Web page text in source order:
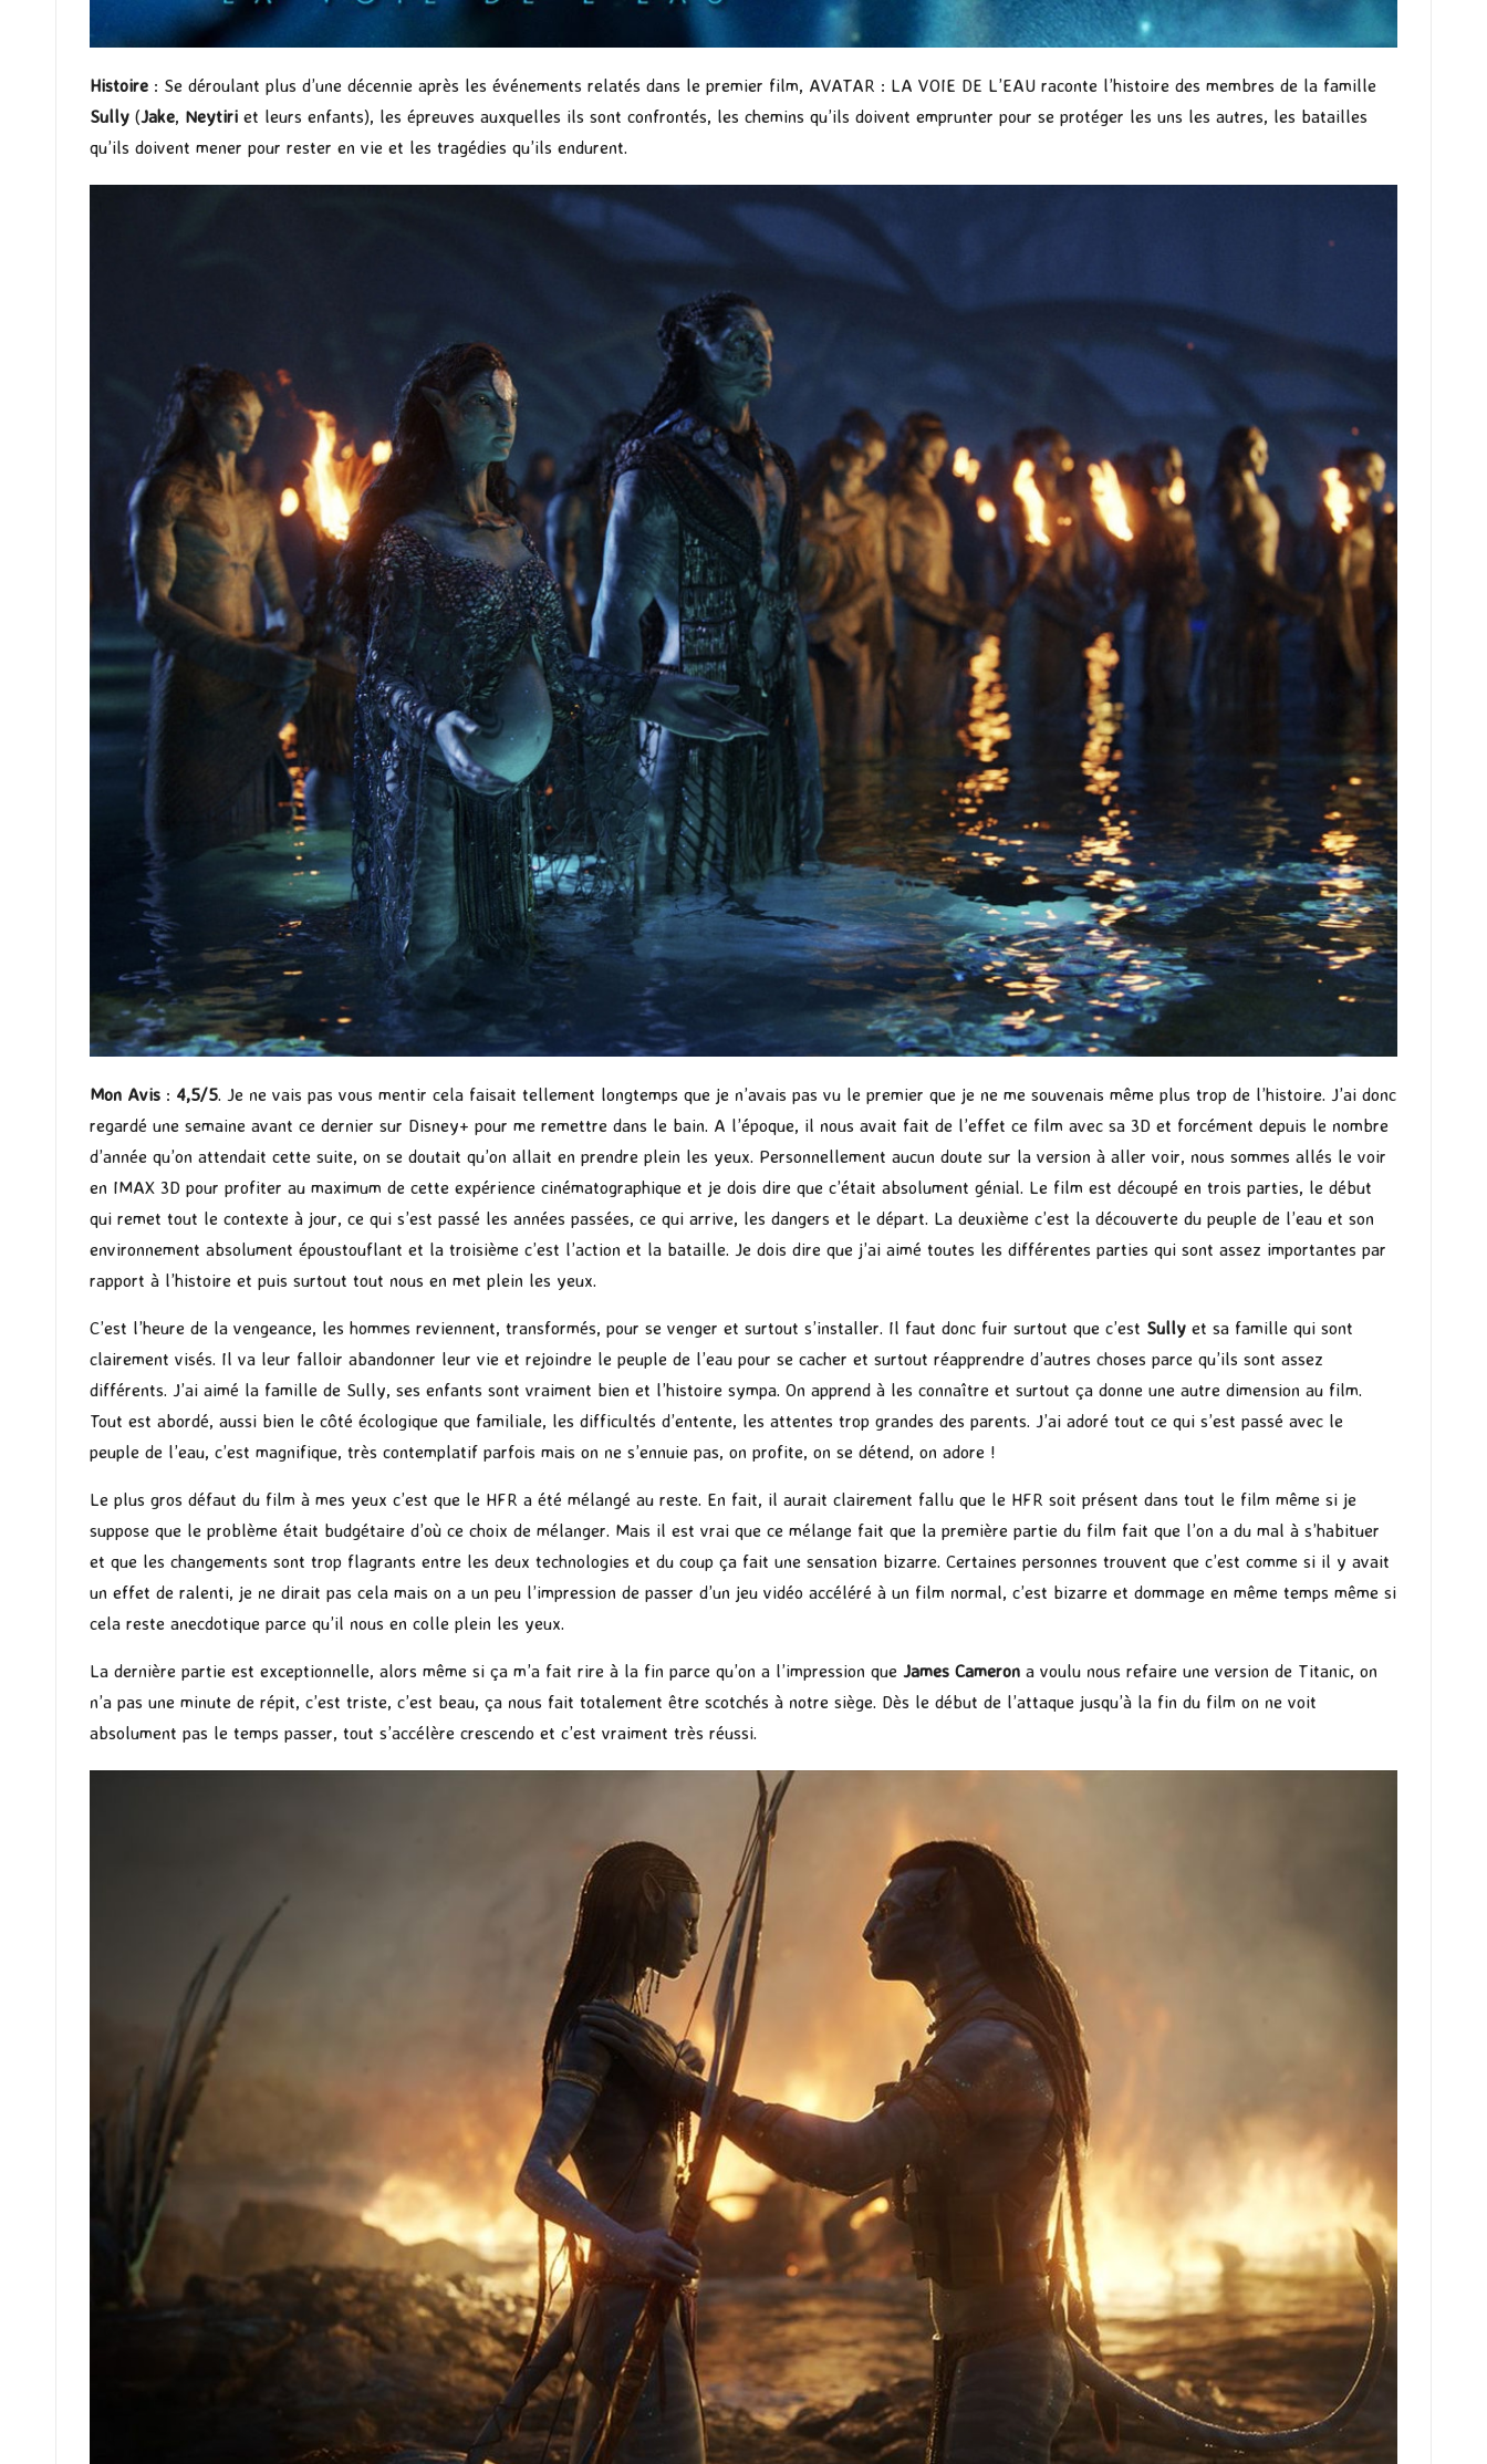
Histoire : Se déroulant plus d’une décennie après les événements relatés dans le premier film, AVATAR : LA VOIE DE L’EAU raconte l’histoire des membres de la famille
Sully (Jake, Neytiri et leurs enfants), les épreuves auxquelles ils sont confrontés, les chemins qu’ils doivent emprunter pour se protéger les uns les autres, les batailles
qu’ils doivent mener pour rester en vie et les tragédies qu’ils endurent.
Mon Avis : 4,5/5. Je ne vais pas vous mentir cela faisait tellement longtemps que je n’avais pas vu le premier que je ne me souvenais même plus trop de l’histoire. J’ai donc
regardé une semaine avant ce dernier sur Disney+ pour me remettre dans le bain. A l’époque, il nous avait fait de l’effet ce film avec sa 3D et forcément depuis le nombre
d’année qu’on attendait cette suite, on se doutait qu’on allait en prendre plein les yeux. Personnellement aucun doute sur la version à aller voir, nous sommes allés le voir
en IMAX 3D pour profiter au maximum de cette expérience cinématographique et je dois dire que c’était absolument génial. Le film est découpé en trois parties, le début
qui remet tout le contexte à jour, ce qui s’est passé les années passées, ce qui arrive, les dangers et le départ. La deuxième c’est la découverte du peuple de l’eau et son
environnement absolument époustouflant et la troisième c’est l’action et la bataille. Je dois dire que j’ai aimé toutes les différentes parties qui sont assez importantes par
rapport à l’histoire et puis surtout tout nous en met plein les yeux.
C’est l’heure de la vengeance, les hommes reviennent, transformés, pour se venger et surtout s’installer. Il faut donc fuir surtout que c’est Sully et sa famille qui sont
clairement visés. Il va leur falloir abandonner leur vie et rejoindre le peuple de l’eau pour se cacher et surtout réapprendre d’autres choses parce qu’ils sont assez
différents. J’ai aimé la famille de Sully, ses enfants sont vraiment bien et l’histoire sympa. On apprend à les connaître et surtout ça donne une autre dimension au film.
Tout est abordé, aussi bien le côté écologique que familiale, les difficultés d’entente, les attentes trop grandes des parents. J’ai adoré tout ce qui s’est passé avec le
peuple de l’eau, c’est magnifique, très contemplatif parfois mais on ne s’ennuie pas, on profite, on se détend, on adore !
Le plus gros défaut du film à mes yeux c’est que le HFR a été mélangé au reste. En fait, il aurait clairement fallu que le HFR soit présent dans tout le film même si je
suppose que le problème était budgétaire d’où ce choix de mélanger. Mais il est vrai que ce mélange fait que la première partie du film fait que l’on a du mal à s’habituer
et que les changements sont trop flagrants entre les deux technologies et du coup ça fait une sensation bizarre. Certaines personnes trouvent que c’est comme si il y avait
un effet de ralenti, je ne dirait pas cela mais on a un peu l’impression de passer d’un jeu vidéo accéléré à un film normal, c’est bizarre et dommage en même temps même si
cela reste anecdotique parce qu’il nous en colle plein les yeux.
La dernière partie est exceptionnelle, alors même si ça m’a fait rire à la fin parce qu’on a l’impression que James Cameron a voulu nous refaire une version de Titanic, on
n’a pas une minute de répit, c’est triste, c’est beau, ça nous fait totalement être scotchés à notre siège. Dès le début de l’attaque jusqu’à la fin du film on ne voit
absolument pas le temps passer, tout s’accélère crescendo et c’est vraiment très réussi.